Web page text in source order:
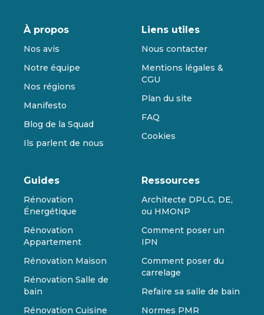
À propos
Nos avis
Notre équipe
Nos régions
Manifesto
Blog de la Squad
Ils parlent de nous
Liens utiles
Nous contacter
Mentions légales &
CGU
Plan du site
FAQ
Cookies
Guides
Rénovation
Énergétique
Rénovation
Appartement
Rénovation Maison
Rénovation Salle de
bain
Rénovation Cuisine
Ressources
Architecte DPLG, DE,
ou HMONP
Comment poser un
IPN
Comment poser du
carrelage
Refaire sa salle de bain
Normes PMR